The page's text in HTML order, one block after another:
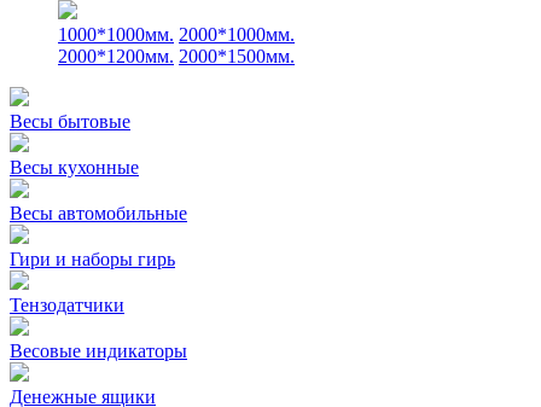
1000*1000мм. 2000*1000мм.
2000*1200мм. 2000*1500мм.
Весы бытовые
Весы кухонные
Весы автомобильные
Гири и наборы гирь
Тензодатчики
Весовые индикаторы
Денежные ящики